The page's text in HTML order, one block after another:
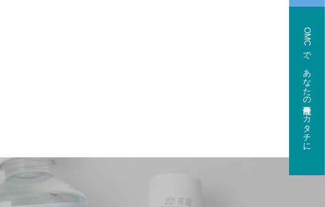
特定商取引法に基づく表示について
OMCで、あなたの可能性をカタチに。